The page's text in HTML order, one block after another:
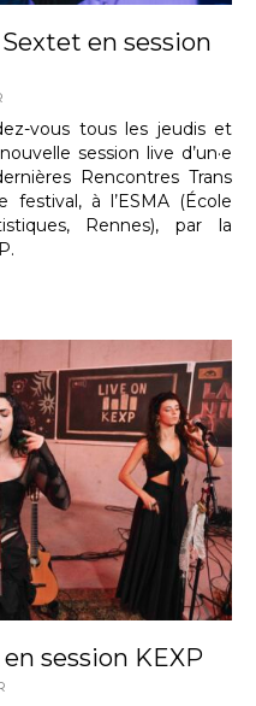
en session
vous tous les jeudis et
session live d’un·e
Rencontres Trans
festival, à l’ESMA (École
Rennes), par la
session KEXP